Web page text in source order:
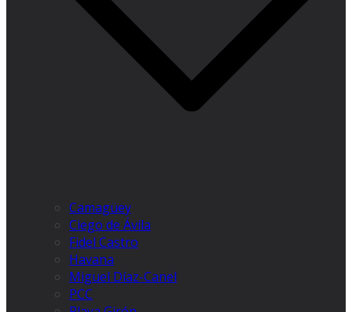
Camagüey
Ciego de Ávila
Fidel Castro
Havana
Miguel Díaz-Canel
PCC